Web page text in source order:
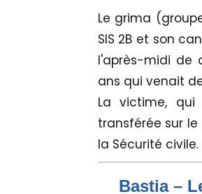
Le grima
SIS 2B et son
l'après-midi de
ans qui venait
La victime,
transférée sur
la Sécurité civile.
Bastia –